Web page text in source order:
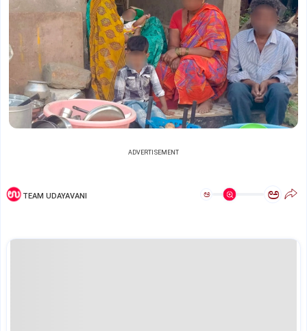
ADVERTISEMENT
TEAM UDAYAVANI ಅ ಅ